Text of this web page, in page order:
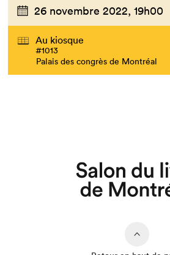
Que
26 novembre 2022, 19h00
Au kiosque
#1013
Palais des congrès de Montréal